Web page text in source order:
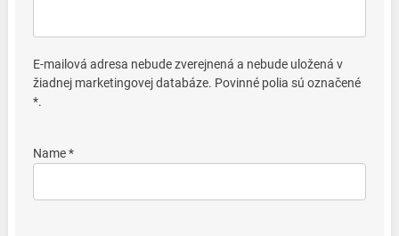
E-mailová adresa nebude zverejnená a nebude uložená v
žiadnej marketingovej databáze. Povinné polia sú označené
*.
Name *